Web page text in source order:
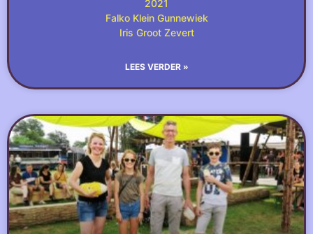
2021
Falko Klein Gunnewiek
Iris Groot Zevert
LEES VERDER »